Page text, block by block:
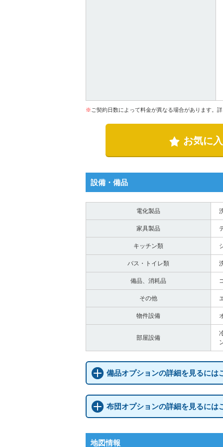
※ ご契約日数によって料金が異なる場合があります。
お気に
設備・備品
電化製品
家具製品
キッチン類
バス・トイレ類
備品、消耗品
その他
物件設備
部屋設備
備品オプションの詳細を見るには
布団オプションの詳細を見るには
地図情報